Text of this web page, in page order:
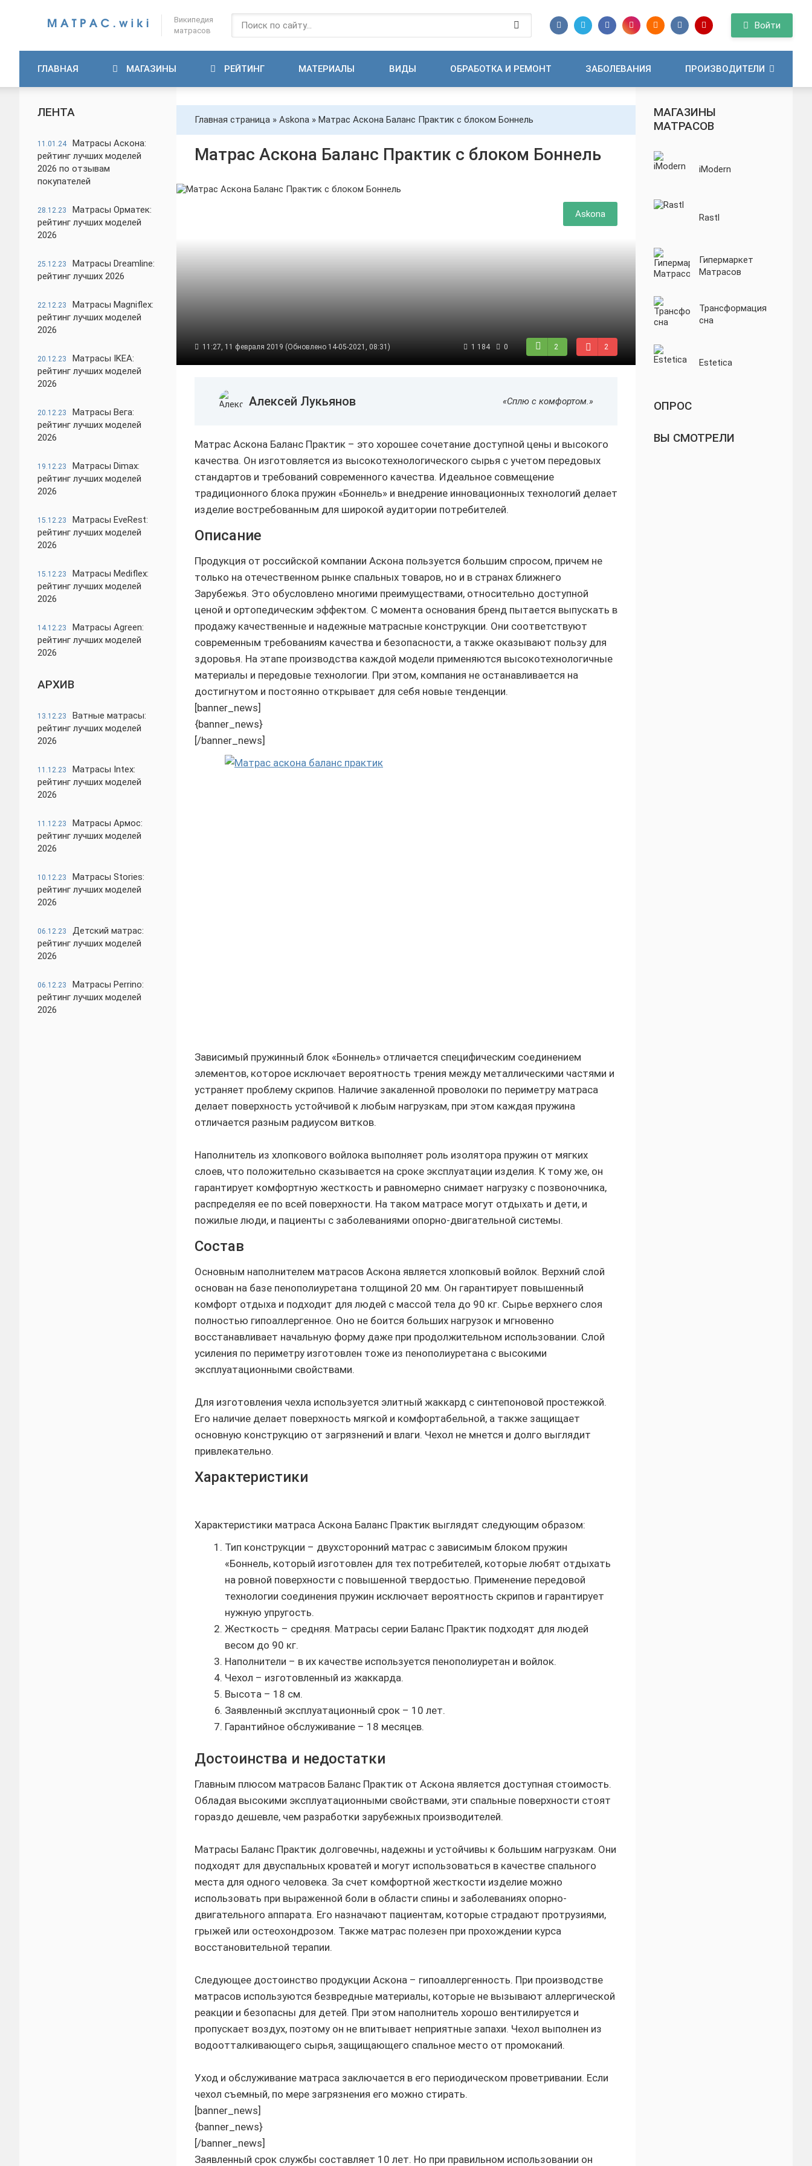
Википедия
матрасов
Войти
ГЛАВНАЯ МАГАЗИНЫ РЕЙТИНГ МАТЕРИАЛЫ ВИДЫ ОБРАБОТКА И РЕМОНТ ЗАБОЛЕВАНИЯ ПРОИЗВОДИТЕЛИ
ЛЕНТА
11.01.24
Матрасы Аскона:
рейтинг лучших моделей
2026 по отзывам
покупателей
28.12.23
Матрасы Орматек:
рейтинг лучших моделей
2026
25.12.23
Матрасы Dreamline:
рейтинг лучших 2026
22.12.23
Матрасы Magniflex:
рейтинг лучших моделей
2026
20.12.23
Матрасы IKEA:
рейтинг лучших моделей
2026
20.12.23
Матрасы Вега:
рейтинг лучших моделей
2026
19.12.23
Матрасы Dimax:
рейтинг лучших моделей
2026
15.12.23
Матрасы EveRest:
рейтинг лучших моделей
2026
15.12.23
Матрасы Mediflex:
рейтинг лучших моделей
2026
14.12.23
Матрасы Agreen:
рейтинг лучших моделей
2026
АРХИВ
13.12.23
Ватные матрасы:
рейтинг лучших моделей
2026
11.12.23
Матрасы Intex:
рейтинг лучших моделей
2026
11.12.23
Матрасы Армос:
рейтинг лучших моделей
2026
10.12.23
Матрасы Stories:
рейтинг лучших моделей
2026
06.12.23
Детский матрас:
рейтинг лучших моделей
2026
06.12.23
Матрасы Perrino:
рейтинг лучших моделей
2026
Главная страница » Askona » Матрас Аскона Баланс Практик с блоком Боннель
Матрас Аскона Баланс Практик с блоком Боннель
Askona
11:27, 11 февраля 2019 (Обновлено 14-05-2021, 08:31) 1 184 0 2 2
Алексей Лукьянов «Сплю с комфортом.»
Матрас Аскона Баланс Практик – это хорошее сочетание доступной цены и высокого
качества. Он изготовляется из высокотехнологического сырья с учетом передовых
стандартов и требований современного качества. Идеальное совмещение
традиционного блока пружин «Боннель» и внедрение инновационных технологий делает
изделие востребованным для широкой аудитории потребителей.
Описание
Продукция от российской компании Аскона пользуется большим спросом, причем не
только на отечественном рынке спальных товаров, но и в странах ближнего
Зарубежья. Это обусловлено многими преимуществами, относительно доступной
ценой и ортопедическим эффектом. С момента основания бренд пытается выпускать в
продажу качественные и надежные матрасные конструкции. Они соответствуют
современным требованиям качества и безопасности, а также оказывают пользу для
здоровья. На этапе производства каждой модели применяются высокотехнологичные
материалы и передовые технологии. При этом, компания не останавливается на
достигнутом и постоянно открывает для себя новые тенденции.
[banner_news]
{banner_news}
[/banner_news]
Зависимый пружинный блок «Боннель» отличается специфическим соединением
элементов, которое исключает вероятность трения между металлическими частями и
устраняет проблему скрипов. Наличие закаленной проволоки по периметру матраса
делает поверхность устойчивой к любым нагрузкам, при этом каждая пружина
отличается разным радиусом витков.
Наполнитель из хлопкового войлока выполняет роль изолятора пружин от мягких
слоев, что положительно сказывается на сроке эксплуатации изделия. К тому же, он
гарантирует комфортную жесткость и равномерно снимает нагрузку с позвоночника,
распределяя ее по всей поверхности. На таком матрасе могут отдыхать и дети, и
пожилые люди, и пациенты с заболеваниями опорно-двигательной системы.
Состав
Основным наполнителем матрасов Аскона является хлопковый войлок. Верхний слой
основан на базе пенополиуретана толщиной 20 мм. Он гарантирует повышенный
комфорт отдыха и подходит для людей с массой тела до 90 кг. Сырье верхнего слоя
полностью гипоаллергенное. Оно не боится больших нагрузок и мгновенно
восстанавливает начальную форму даже при продолжительном использовании. Слой
усиления по периметру изготовлен тоже из пенополиуретана с высокими
эксплуатационными свойствами.
Для изготовления чехла используется элитный жаккард с синтепоновой простежкой.
Его наличие делает поверхность мягкой и комфортабельной, а также защищает
основную конструкцию от загрязнений и влаги. Чехол не мнется и долго выглядит
привлекательно.
Характеристики
Характеристики матраса Аскона Баланс Практик выглядят следующим образом:
Тип конструкции – двухсторонний матрас с зависимым блоком пружин
«Боннель, который изготовлен для тех потребителей, которые любят отдыхать
на ровной поверхности с повышенной твердостью. Применение передовой
технологии соединения пружин исключает вероятность скрипов и гарантирует
нужную упругость.
Жесткость – средняя. Матрасы серии Баланс Практик подходят для людей
весом до 90 кг.
Наполнители – в их качестве используется пенополиуретан и войлок.
Чехол – изготовленный из жаккарда.
Высота – 18 см.
Заявленный эксплуатационный срок – 10 лет.
Гарантийное обслуживание – 18 месяцев.
Достоинства и недостатки
Главным плюсом матрасов Баланс Практик от Аскона является доступная стоимость.
Обладая высокими эксплуатационными свойствами, эти спальные поверхности стоят
гораздо дешевле, чем разработки зарубежных производителей.
Матрасы Баланс Практик долговечны, надежны и устойчивы к большим нагрузкам. Они
подходят для двуспальных кроватей и могут использоваться в качестве спального
места для одного человека. За счет комфортной жесткости изделие можно
использовать при выраженной боли в области спины и заболеваниях опорно-
двигательного аппарата. Его назначают пациентам, которые страдают протрузиями,
грыжей или остеохондрозом. Также матрас полезен при прохождении курса
восстановительной терапии.
Следующее достоинство продукции Аскона – гипоаллергенность. При производстве
матрасов используются безвредные материалы, которые не вызывают аллергической
реакции и безопасны для детей. При этом наполнитель хорошо вентилируется и
пропускает воздух, поэтому он не впитывает неприятные запахи. Чехол выполнен из
водоотталкивающего сырья, защищающего спальное место от промоканий.
Уход и обслуживание матраса заключается в его периодическом проветривании. Если
чехол съемный, по мере загрязнения его можно стирать.
[banner_news]
{banner_news}
[/banner_news]
Заявленный срок службы составляет 10 лет. Но при правильном использовании он
МАГАЗИНЫ
МАТРАСОВ
iModern
Rastl
Гипермаркет
Матрасов
Трансформация
сна
Estetica
ОПРОС
ВЫ СМОТРЕЛИ